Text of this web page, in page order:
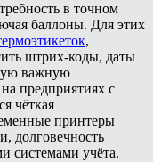
в точном
баллоны. Для этих
,
штрих-коды, даты
важную
предприятиях с
чёткая
принтеры
долговечность
системами учёта.